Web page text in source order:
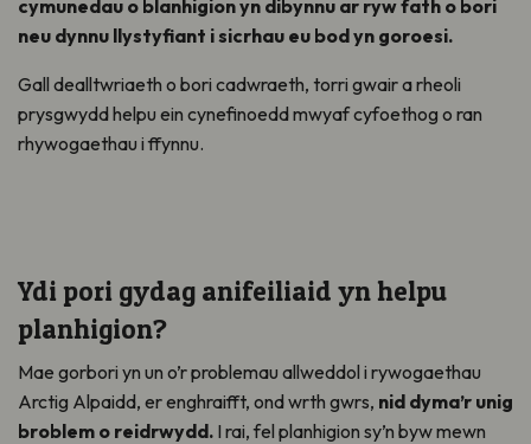
cymunedau o blanhigion yn dibynnu ar ryw fath o bori
neu dynnu llystyfiant i sicrhau eu bod yn goroesi.
Gall dealltwriaeth o bori cadwraeth, torri gwair a rheoli
prysgwydd helpu ein cynefinoedd mwyaf cyfoethog o ran
rhywogaethau i ffynnu.
Ydi pori gydag anifeiliaid yn helpu
planhigion?
Mae gorbori yn un o’r problemau allweddol i rywogaethau
Arctig Alpaidd, er enghraifft, ond wrth gwrs, nid dyma’r unig
broblem o reidrwydd. I rai, fel planhigion sy’n byw mewn